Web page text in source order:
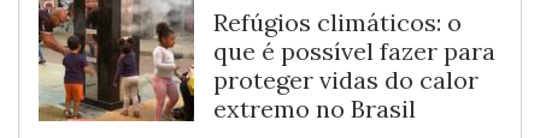
Refúgios climáticos: o
que é possível fazer para
proteger vidas do calor
extremo no Brasil